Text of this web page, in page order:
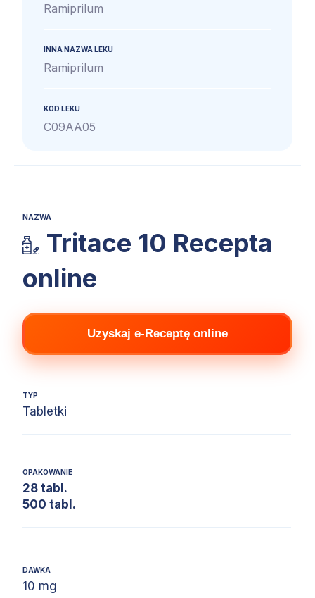
Ramiprilum
INNA NAZWA LEKU
Ramiprilum
KOD LEKU
C09AA05
NAZWA
Tritace 10 Recepta
online
Uzyskaj e-Receptę online
TYP
Tabletki
OPAKOWANIE
28 tabl.
500 tabl.
DAWKA
10 mg